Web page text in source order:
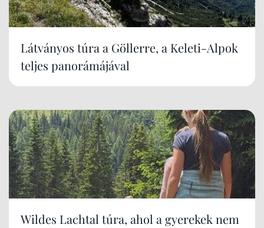
Látványos túra a Göllerre, a Keleti-Alpok
teljes panorámájával
Wildes Lachtal túra, ahol a gyerekek nem